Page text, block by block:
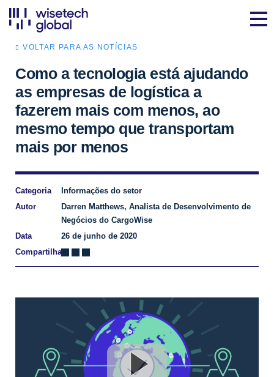
VOLTAR PARA AS NOTÍCIAS
Como a tecnologia está ajudando
as empresas de logística a
fazerem mais com menos, ao
mesmo tempo que transportam
mais por menos
Categoria
Informações do setor
Autor
Darren Matthews, Analista de Desenvolvimento de
Negócios do CargoWise
Data
26 de junho de 2020
Compartilhar